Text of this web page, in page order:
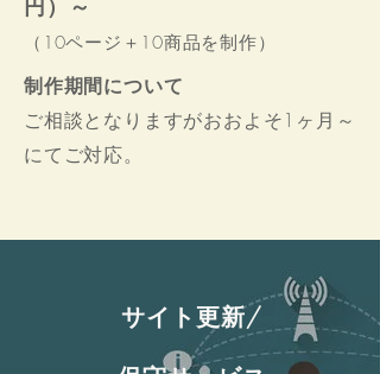
円）～
（10ページ＋10商品を制作）
制作期間について
ご相談となりますがおおよそ1ヶ月～
にてご対応。
サイト更新/